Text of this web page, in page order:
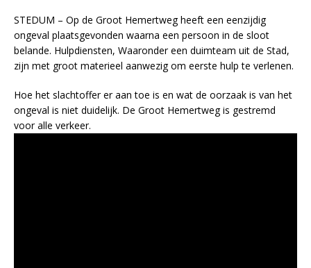
STEDUM – Op de Groot Hemertweg heeft een eenzijdig
ongeval plaatsgevonden waarna een persoon in de sloot
belande. Hulpdiensten, Waaronder een duimteam uit de Stad,
zijn met groot materieel aanwezig om eerste hulp te verlenen.
Hoe het slachtoffer er aan toe is en wat de oorzaak is van het
ongeval is niet duidelijk. De Groot Hemertweg is gestremd
voor alle verkeer.